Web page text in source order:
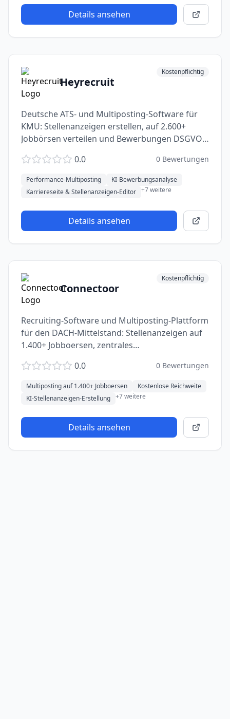
Details ansehen
Heyrecruit
Kostenpflichtig
Deutsche ATS- und Multiposting-Software für
KMU: Stellenanzeigen erstellen, auf 2.600+
Jobbörsen verteilen und Bewerbungen DSGVO-
0.0 0 Bewertungen
Performance-Multiposting
KI-Bewerbungsanalyse
Karriereseite & Stellenanzeigen-Editor +7weitere
Details ansehen
Connectoor
Kostenpflichtig
Recruiting-Software und Multiposting-Plattform
für den DACH-Mittelstand: Stellenanzeigen auf
1.400+ Jobboersen, zentrales
Server in Deutschland.
0.0 0 Bewertungen
Multiposting auf 1.400+ Jobboersen
Kostenlose Reichweite
KI-Stellenanzeigen-Erstellung +7weitere
Details ansehen